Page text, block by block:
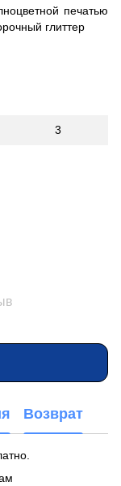
печатью
глиттер
3
Возврат